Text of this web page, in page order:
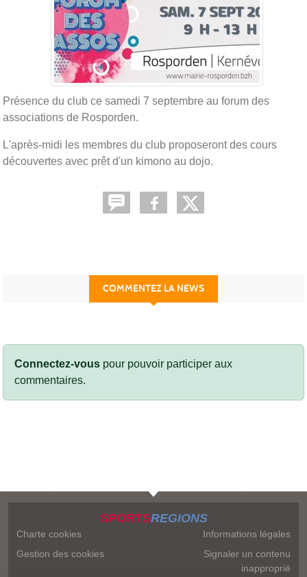
Présence du club ce samedi 7 septembre au forum des
associations de Rosporden.
L'après-midi les membres du club proposeront des cours
découvertes avec prêt d'un kimono au dojo.
COMMENTEZ LA NEWS
Connectez-vous pour pouvoir participer aux
commentaires.
SPORTSREGIONS
Charte cookies
Gestion des cookies
Informations légales
Signaler un contenu
inapproprié